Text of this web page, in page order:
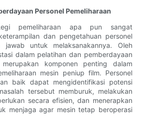
Personel Pemeliharaan
pemeliharaan apa pun sangat
dan pengetahuan personel
jawab untuk melaksanakannya. Oleh
dalam pelatihan dan pemberdayaan
komponen penting dalam
mesin peniup film. Personel
baik dapat mengidentifikasi potensi
tersebut memburuk, melakukan
secara efisien, dan menerapkan
menjaga agar mesin tetap beroperasi